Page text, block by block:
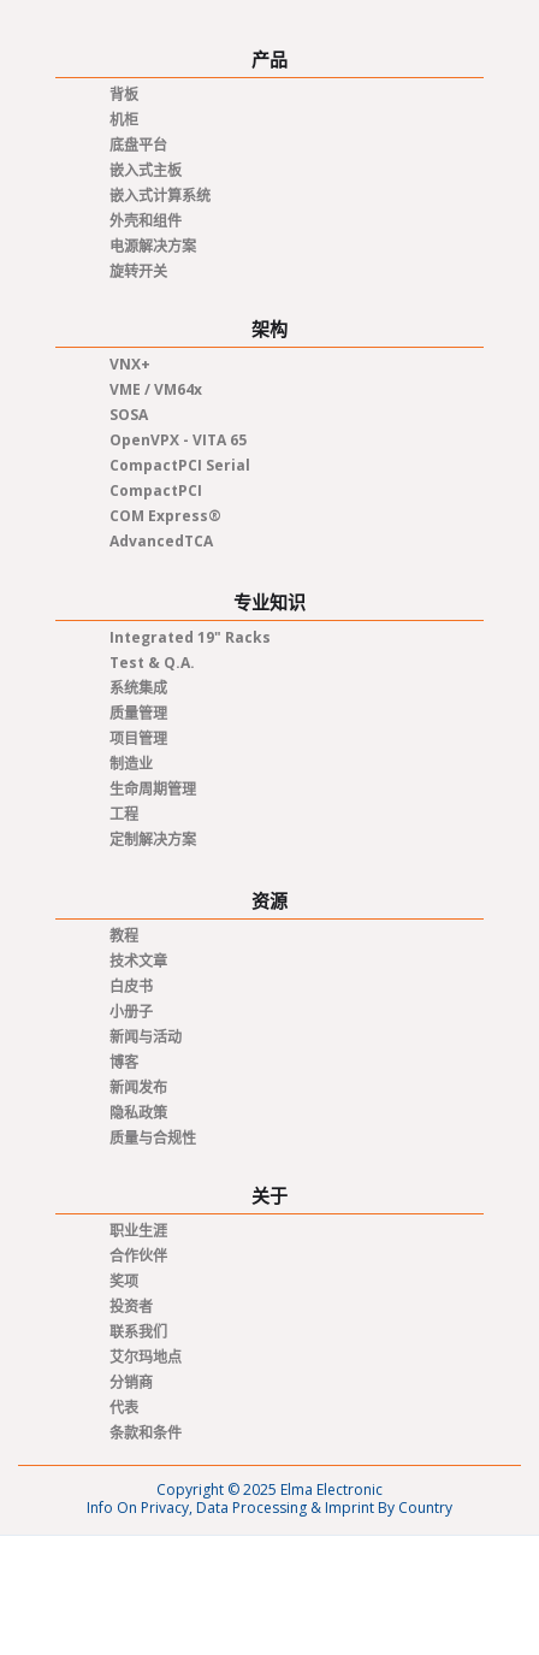
产品
背板
机柜
底盘平台
嵌入式主板
嵌入式计算系统
外壳和组件
电源解决方案
旋转开关
架构
VNX+
VME / VM64x
SOSA
OpenVPX - VITA 65
CompactPCI Serial
CompactPCI
COM Express®
AdvancedTCA
专业知识
Integrated 19" Racks
Test & Q.A.
系统集成
质量管理
项目管理
制造业
生命周期管理
工程
定制解决方案
资源
教程
技术文章
白皮书
小册子
新闻与活动
博客
新闻发布
隐私政策
质量与合规性
关于
职业生涯
合作伙伴
奖项
投资者
联系我们
艾尔玛地点
分销商
代表
条款和条件
Copyright © 2025 Elma Electronic
Info On Privacy, Data Processing & Imprint By Country